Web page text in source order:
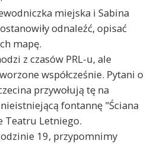
miejska i Sabina
odnaleźć, opisać
mapę.
z czasów PRL-u, ale
współcześnie. Pytani o
przywołują tę na
fontannę "Ściana
Teatru Letniego.
19, przypomnimy